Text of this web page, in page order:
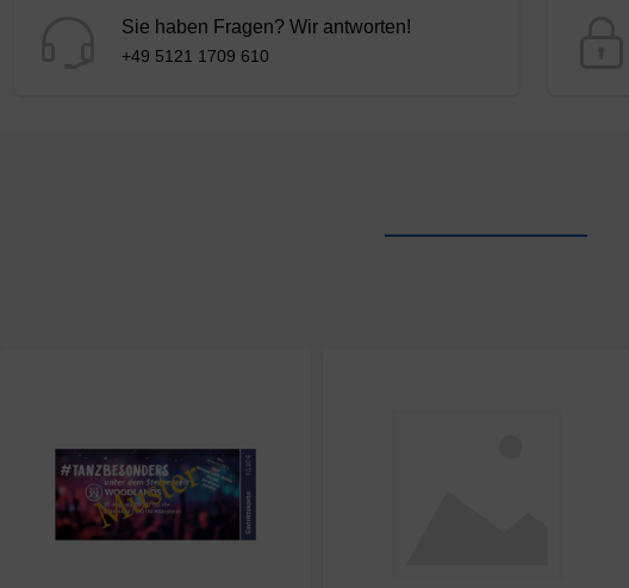
Sie haben Fragen? Wir antworten!
+49 5121 1709 610